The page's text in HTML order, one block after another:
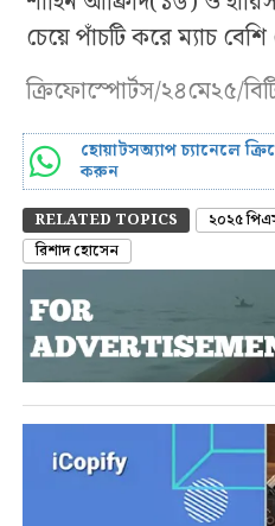
চেয়ে পাঁচটি করে ম্যাচ
ক্রিফোস্পোর্টস/২৪মে২৫/
হোয়াটসঅ্যাপ চ্যানেলে
করুন
RELATED TOPICS ২০২৫
রিশাদ হোসেন